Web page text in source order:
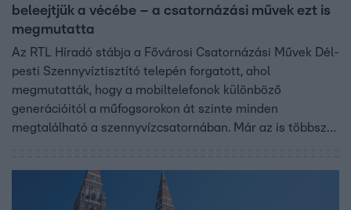
beleejtjük a vécébe – a csatornázási művek ezt is
megmutatta
Az RTL Híradó stábja a Fővárosi Csatornázási Művek Dél-
pesti Szennyvíztisztító telepén forgatott, ahol
megmutatták, hogy a mobiltelefonok különböző
generációitól a műfogsorokon át szinte minden
megtalálható a szennyvízcsatornában. Már az is többször